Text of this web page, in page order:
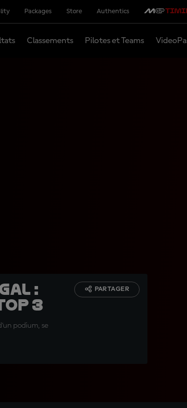
Packages Store Authentics
Classements Pilotes et Teams
:
3
podium, se
PARTAGER